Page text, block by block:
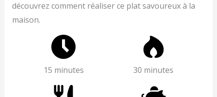
découvrez comment réaliser ce plat savoureux à la
maison.
15 minutes 30 minutes